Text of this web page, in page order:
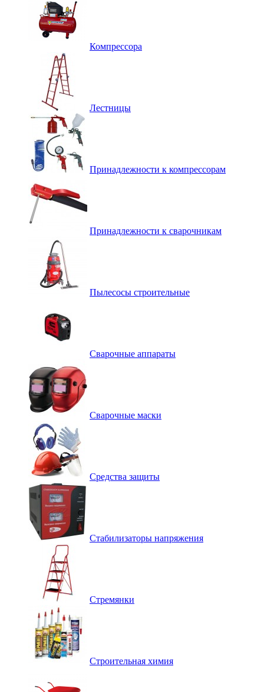
Компрессора
Лестницы
Принадлежности к компрессорам
Принадлежности к сварочникам
Пылесосы строительные
Сварочные аппараты
Сварочные маски
Средства защиты
Стабилизаторы напряжения
Стремянки
Строительная химия